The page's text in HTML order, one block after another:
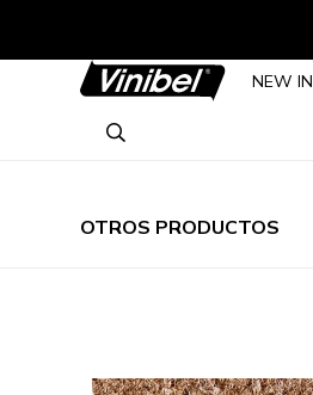
NEW IN
OTROS PRODUCTOS